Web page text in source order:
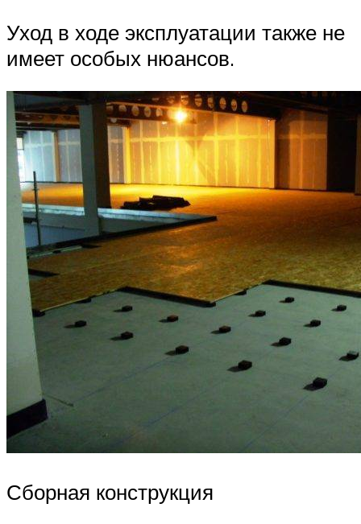
Уход в ходе эксплуатации также не
имеет особых нюансов.
Сборная конструкция